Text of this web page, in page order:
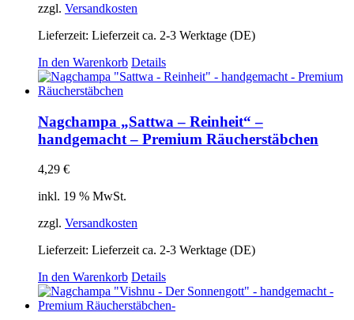
zzgl. Versandkosten
Lieferzeit: Lieferzeit ca. 2-3 Werktage (DE)
In den Warenkorb Details
Nagchampa „Sattwa – Reinheit“ –
handgemacht – Premium Räucherstäbchen
4,29 €
inkl. 19 % MwSt.
zzgl. Versandkosten
Lieferzeit: Lieferzeit ca. 2-3 Werktage (DE)
In den Warenkorb Details